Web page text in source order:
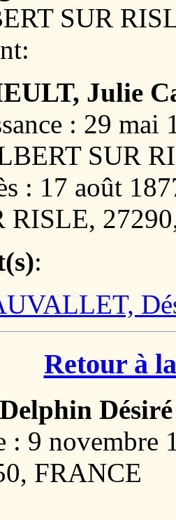
SUR
Julie
: 29 mai
SUR
: 17 août
RISLE,
:
Retour à
Désiré
: 9
FRANCE